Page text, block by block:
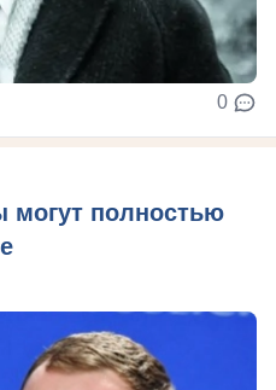
0
могут полностью